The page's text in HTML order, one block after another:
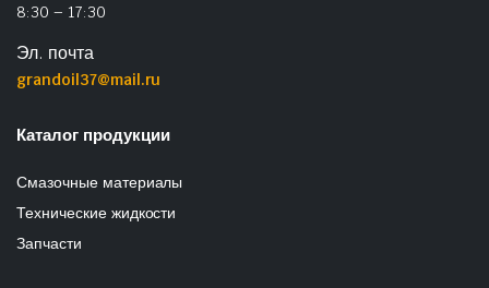
8:30 – 17:30
Эл. почта
grandoil37@mail.ru
Каталог продукции
Смазочные материалы
Технические жидкости
Запчасти